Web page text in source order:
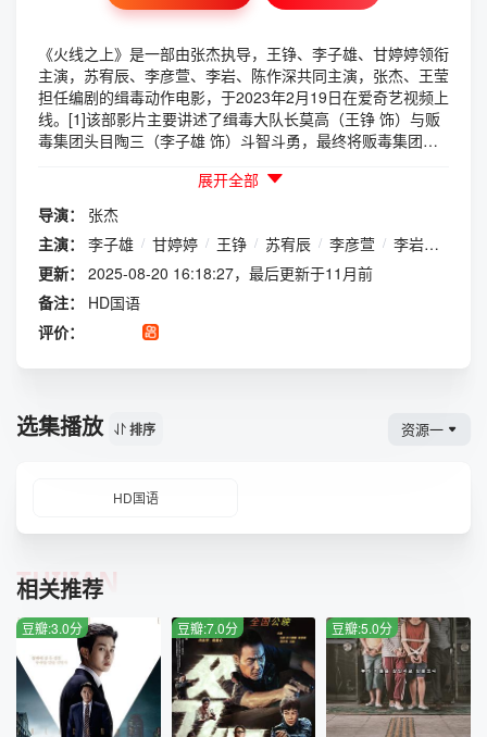
《火线之上》是一部由张杰执导，王铮、李子雄、甘婷婷领衔
主演，苏宥辰、李彦萱、李岩、陈作深共同主演，张杰、王莹
担任编剧的缉毒动作电影，于2023年2月19日在爱奇艺视频上
线。[1]该部影片主要讲述了缉毒大队长莫高（王铮 饰）与贩
毒集团头目陶三（李子雄 饰）斗智斗勇，最终将贩毒集团一
生涯遭遇前所未有的危机，还与女友小茹（甘婷婷 饰）产生
了巨大的隔阂。但是莫高始终坚信“毒品一日不绝，禁毒一日
不止”，崇高的信仰给予他焕生的力量。在新卧底兄弟的帮助
下，莫高步步为营，小心应对，将犯罪集团绳之以法的故事
[2]。主要讲述了缉毒大队长莫高（王铮饰）与贩毒集团头目
陶三（李子雄饰）斗智斗勇，最终将贩毒集团一网打尽的故
事。莫高在经历卧底同事惨烈的死亡后，不但职业生涯遭遇前
所未有的危机，还与女友小茹（甘婷婷饰）产生了巨大的隔
展开全部
导演：
张杰
主演：
李子雄 / 甘婷婷 / 王铮 / 苏宥辰 / 李彦萱 / 李岩
更新：
2025-08-20 16:18:27，最后更新于11月前
备注：
HD国语
评价：
选集播放 排序 资源一
HD国语
相关推荐
TUIJIAN
豆瓣:3.0分 豆瓣:7.0分 豆瓣:5.0分